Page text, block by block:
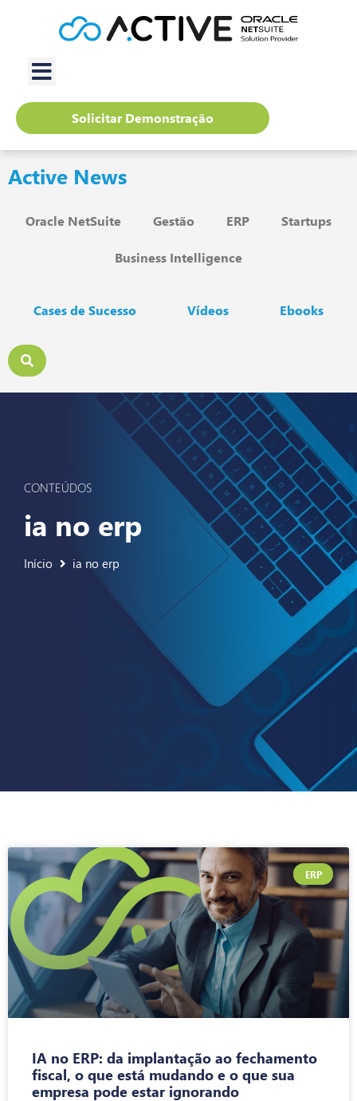
Solicitar Demonstração
Active News
Oracle NetSuite Gestão ERP Startups
Business Intelligence
Cases de Sucesso Vídeos Ebooks
CONTEÚDOS
ia no erp
Início ia no erp
ERP
IA no ERP: da implantação ao fechamento
fiscal, o que está mudando e o que sua
empresa pode estar ignorando